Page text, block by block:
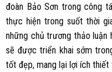
đoàn Bảo Sơn trong công
thực hiện trong suốt thời
những chủ trương thảo luận
sẽ được triển khai sớm
tốt đẹp, mang lại lợi ích thiết